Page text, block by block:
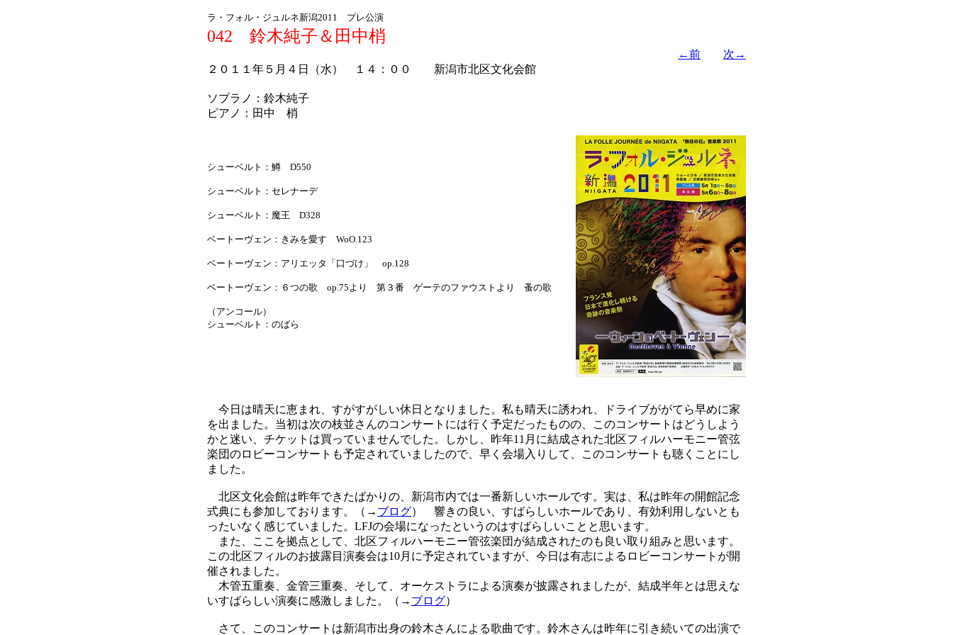
ラ・フォル・ジュルネ新潟2011 プレ公演
042 鈴木純子＆田中梢
←前
次→
２０１１年５月４日（水） １４：００ 新潟市北区文化会館
ソプラノ：鈴木純子
ピアノ：田中 梢
シューベルト：鱒 D550
シューベルト：セレナーデ
シューベルト：魔王 D328
ベートーヴェン：きみを愛す WoO.123
ベートーヴェン：アリエッタ「口づけ」 op.128
ベートーヴェン：６つの歌 op.75より 第３番 ゲーテのファウストより 蚤の歌
（アンコール）
シューベルト：のばら
今日は晴天に恵まれ、すがすがしい休日となりました。私も晴天に誘われ、ドライブががてら早めに家
を出ました。当初は次の枝並さんのコンサートには行く予定だったものの、このコンサートはどうしよう
かと迷い、チケットは買っていませんでした。しかし、昨年11月に結成された北区フィルハーモニー管弦
楽団のロビーコンサートも予定されていましたので、早く会場入りして、このコンサートも聴くことにし
ました。
北区文化会館は昨年できたばかりの、新潟市内では一番新しいホールです。実は、私は昨年の開館記念
式典にも参加しております。（→ ブログ） 響きの良い、すばらしいホールであり、有効利用しないとも
ったいなく感じていました。LFJの会場になったというのはすばらしいことと思います。
また、ここを拠点として、北区フィルハーモニー管弦楽団が結成されたのも良い取り組みと思います。
この北区フィルのお披露目演奏会は10月に予定されていますが、今日は有志によるロビーコンサートが開
催されました。
木管五重奏、金管三重奏、そして、オーケストラによる演奏が披露されましたが、結成半年とは思えな
いすばらしい演奏に感激しました。（→ ブログ）
さて、このコンサートは新潟市出身の鈴木さんによる歌曲です。鈴木さんは昨年に引き続いての出演で